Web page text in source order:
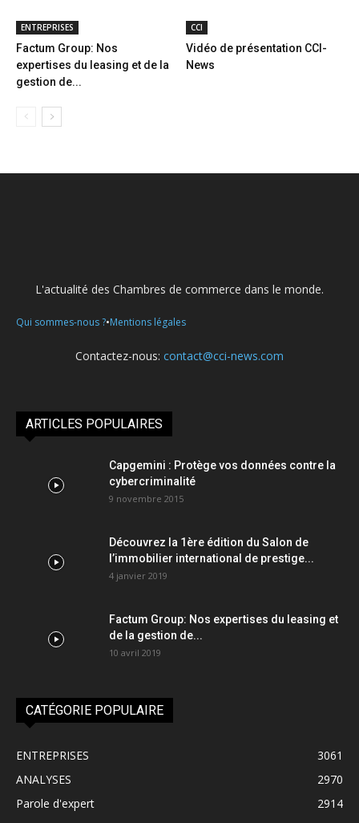
ENTREPRISES
Factum Group: Nos
expertises du leasing et de la
gestion de...
CCI
Vidéo de présentation CCI-
News
L'actualité des Chambres de commerce dans le monde.
Qui sommes-nous ?•Mentions légales
Contactez-nous: contact@cci-news.com
ARTICLES POPULAIRES
Capgemini : Protège vos données contre la
cybercriminalité
9 novembre 2015
Découvrez la 1ère édition du Salon de
l’immobilier international de prestige...
4 janvier 2019
Factum Group: Nos expertises du leasing et
de la gestion de...
10 avril 2019
CATÉGORIE POPULAIRE
ENTREPRISES
3061
ANALYSES
2970
Parole d'expert
2914